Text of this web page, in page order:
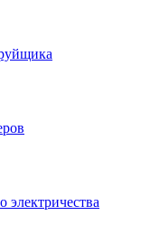
электричества